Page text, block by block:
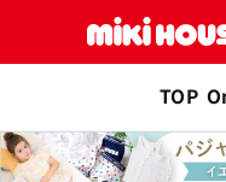
コンテ
TOP